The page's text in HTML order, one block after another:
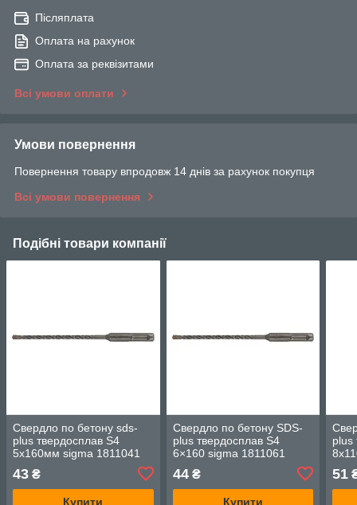
Післяплата
Оплата на рахунок
Оплата за реквізитами
Всі умови оплати
Умови повернення
Повернення товару впродовж 14 днів за рахунок покупця
Всі умови повернення
Подібні товари компанії
Свердло по бетону sds-
plus твердосплав S4
5х160мм sigma 1811041
43 ₴
Купити
Свердло по бетону SDS-
plus твердосплав S4
6×160 sigma 1811061
44₴
Купити
plus
51